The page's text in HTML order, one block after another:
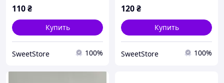
110₴
Купить
SweetStore 100%
120₴
Купить
SweetStore 100%